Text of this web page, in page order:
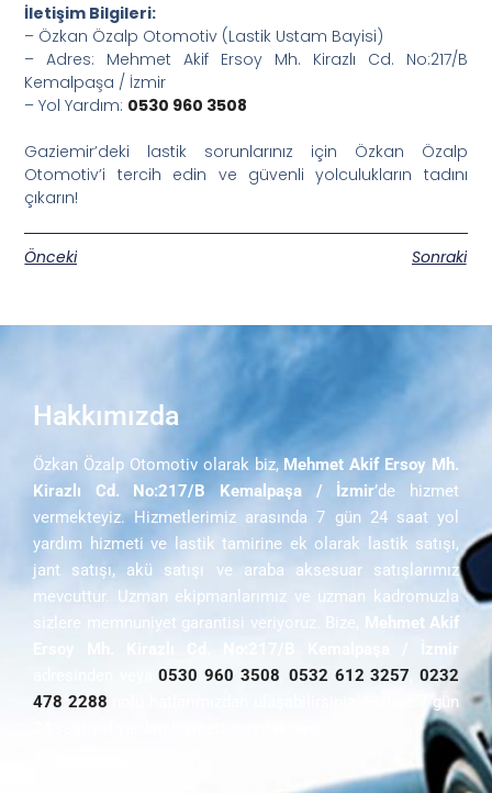
İletişim Bilgileri:
– Özkan Özalp Otomotiv (Lastik Ustam Bayisi)
– Adres: Mehmet Akif Ersoy Mh. Kirazlı Cd. No:217/B
Kemalpaşa / İzmir
– Yol Yardım: 0530 960 3508
Gaziemir’deki lastik sorunlarınız için Özkan Özalp
Otomotiv’i tercih edin ve güvenli yolculukların tadını
çıkarın!
Önceki Sonraki
Hakkımızda
Özkan Özalp Otomotiv olarak biz,Mehmet Akif Ersoy Mh.
Kirazlı Cd. No:217/B Kemalpaşa / İzmir’de hizmet
vermekteyiz. Hizmetlerimiz arasında 7 gün 24 saat yol
yardım hizmeti ve lastik tamirine ek olarak lastik satışı,
jant satışı, akü satışı ve araba aksesuar satışlarımız
mevcuttur. Uzman ekipmanlarımız ve uzman kadromuzla
sizlere memnuniyet garantisi veriyoruz. Bize, Mehmet Akif
Ersoy Mh. Kirazlı Cd. No:217/B Kemalpaşa / İzmir
adresinden veya0530 960 3508 ,0532 612 3257 0232
478 2288 nolu hatlarımızdan ulaşabilirsiniz. Sizlere 7 gün